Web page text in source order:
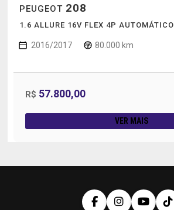
PEUGEOT 208
1.6 ALLURE 16V FLEX 4P AUTOMÁTICO
2016/2017 80.000 km
R$ 57.800,00
VER MAIS